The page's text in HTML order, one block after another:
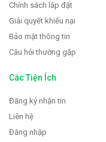
Chính sách lắp đặt
Giải quyết khiếu nại
Bảo mật thông tin
Câu hỏi thường gặp
Các Tiện Ích
Đăng ký nhận tin
Liên hệ
Đăng nhập